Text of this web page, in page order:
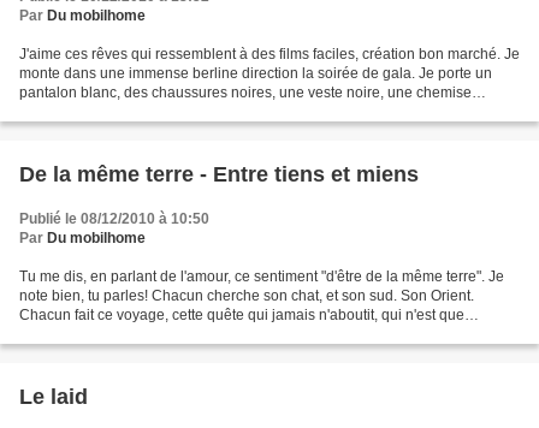
Par Du mobilhome
J'aime ces rêves qui ressemblent à des films faciles, création bon marché. Je
monte dans une immense berline direction la soirée de gala. Je porte un
pantalon blanc, des chaussures noires, une veste noire, une chemise
De la même terre - Entre tiens et miens
Publié le 08/12/2010 à 10:50
Par Du mobilhome
Tu me dis, en parlant de l'amour, ce sentiment "d'être de la même terre". Je
note bien, tu parles! Chacun cherche son chat, et son sud. Son Orient.
Chacun fait ce voyage, cette quête qui jamais n'aboutit, qui n'est que
Le laid